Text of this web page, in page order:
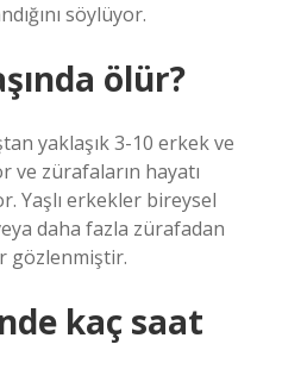
söylüyor.
ölür?
yaklaşık 3-10 erkek ve
ve zürafaların hayatı
Yaşlı erkekler bireysel
daha fazla zürafadan
gözlenmiştir.
kaç saat